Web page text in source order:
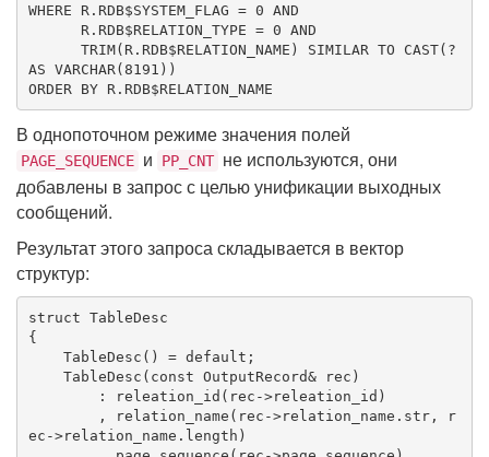
WHERE R.RDB$SYSTEM_FLAG = 0 AND
      R.RDB$RELATION_TYPE =
0 AND
TRIM(R.RDB$RELATION_NAME) SIMILAR TO CAST
AS VARCHAR (8191
ORDER
BY R.RDB$RELATION_NAME
В однопоточном режиме значения полей
PAGE_SEQUENCE и PP_CNT не используются, они
добавлены в запрос с целью унификации выходных
сообщений.
Результат этого запроса складывается в вектор
структур:
struct TableDesc
{
    TableDesc() =
default ;
    TableDesc(
const OutputRecord& rec)
ec->relation_name.length)